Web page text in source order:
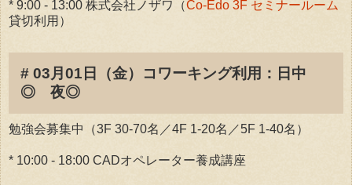
* 9:00 - 13:00 株式会社ノザワ（Co-Edo 3F セミナールーム
貸切利用）
# 03月01日（金）コワーキング利用：日中
◎ 夜◎
勉強会募集中（3F 30-70名／4F 1-20名／5F 1-40名）
* 10:00 - 18:00 CADオペレーター養成講座